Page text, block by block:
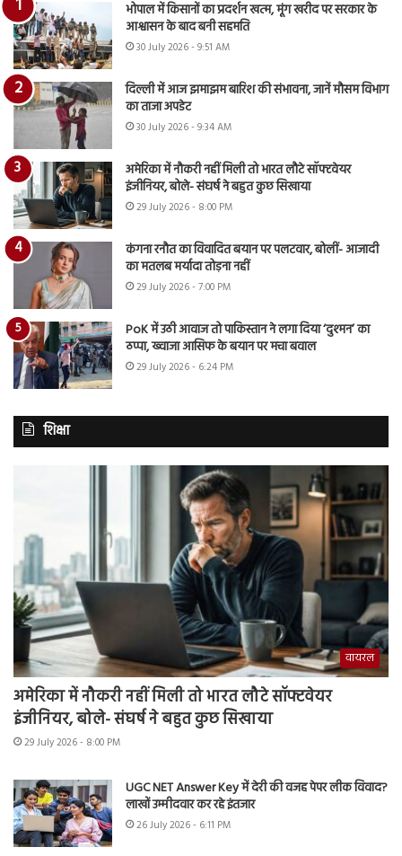
भोपाल में किसानों का प्रदर्शन खत्म, मूंग खरीद पर सरकार के
आश्वासन के बाद बनी सहमति
30 July 2026 - 9:51 AM
दिल्ली में आज झमाझम बारिश की संभावना, जानें मौसम विभाग
का ताजा अपडेट
30 July 2026 - 9:34 AM
अमेरिका में नौकरी नहीं मिली तो भारत लौटे सॉफ्टवेयर
इंजीनियर, बोले- संघर्ष ने बहुत कुछ सिखाया
29 July 2026 - 8:00 PM
कंगना रनौत का विवादित बयान पर पलटवार, बोलीं- आजादी
का मतलब मर्यादा तोड़ना नहीं
29 July 2026 - 7:00 PM
PoK में उठी आवाज तो पाकिस्तान ने लगा दिया ‘दुश्मन’ का
ठप्पा, ख्वाजा आसिफ के बयान पर मचा बवाल
29 July 2026 - 6:24 PM
शिक्षा
वायरल
अमेरिका में नौकरी नहीं मिली तो भारत लौटे सॉफ्टवेयर
इंजीनियर, बोले- संघर्ष ने बहुत कुछ सिखाया
29 July 2026 - 8:00 PM
UGC NET Answer Key में देरी की वजह पेपर लीक विवाद?
लाखों उम्मीदवार कर रहे इंतजार
26 July 2026 - 6:11 PM